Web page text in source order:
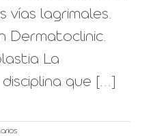
vías lagrimales.
Dermatoclinic.
La
que [...]